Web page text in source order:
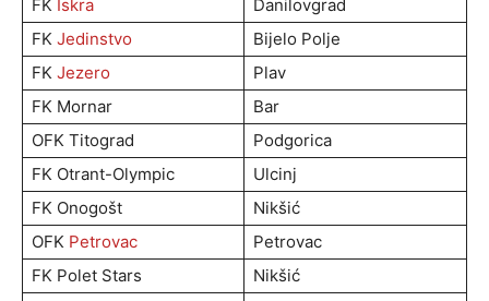
FK Iskra
Danilovgrad
FK Jedinstvo
Bijelo Polje
FK Jezero
Plav
FK Mornar
Bar
OFK Titograd
Podgorica
FK Otrant-Olympic
Ulcinj
FK Onogošt
Nikšić
OFK Petrovac
Petrovac
FK Polet Stars
Nikšić